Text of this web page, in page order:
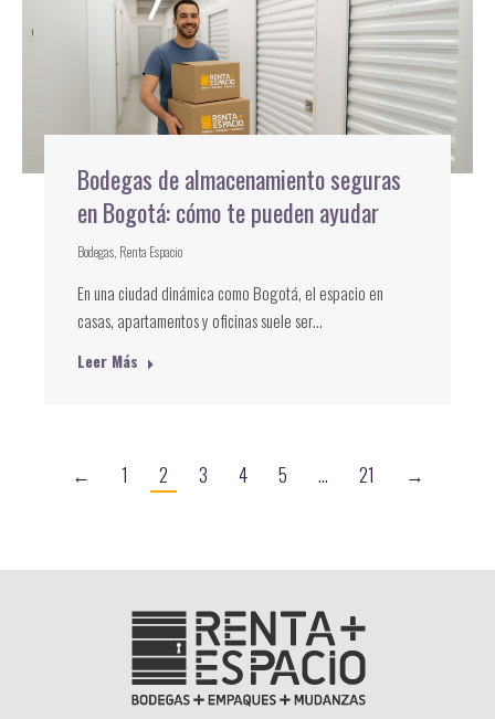
Bodegas de almacenamiento seguras
en Bogotá: cómo te pueden ayudar
Bodegas Renta Espacio
En una ciudad dinámica como Bogotá, el espacio en
casas, apartamentos y oficinas suele ser…
Leer Más
← 1 2 3 4 5 … 21 →